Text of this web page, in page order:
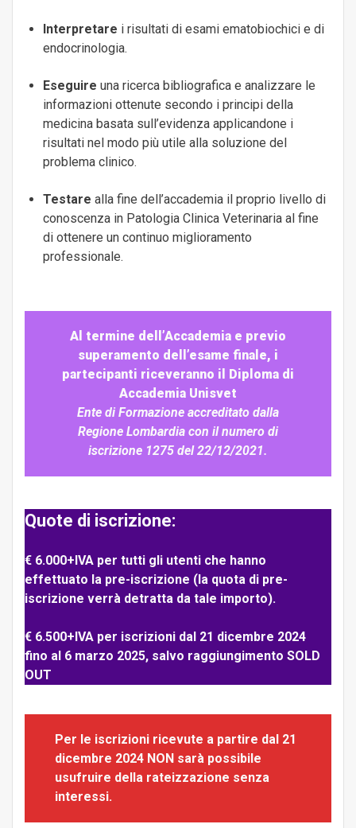
Interpretare i risultati di esami ematobiochici e di
endocrinologia.
Eseguire una ricerca bibliografica e analizzare le
informazioni ottenute secondo i principi della
medicina basata sull’evidenza applicandone i
risultati nel modo più utile alla soluzione del
problema clinico.
Testare alla fine dell’accademia il proprio livello di
conoscenza in Patologia Clinica Veterinaria al fine
di ottenere un continuo miglioramento
professionale.
Al termine dell’Accademia e previo
superamento dell’esame finale, i
partecipanti riceveranno il Diploma di
Accademia Unisvet
Ente di Formazione accreditato dalla
Regione Lombardia con il numero di
iscrizione 1275 del 22/12/2021.
Quote di iscrizione:
€ 6.000+IVA per tutti gli utenti che hanno
effettuato la pre-iscrizione (la quota di pre-
iscrizione verrà detratta da tale importo).
€ 6.500+IVA per iscrizioni dal 21 dicembre 2024
fino al 6 marzo 2025, salvo raggiungimento SOLD
OUT
Per le iscrizioni ricevute a partire dal 21
dicembre 2024 NON sarà possibile
usufruire della rateizzazione senza
interessi.